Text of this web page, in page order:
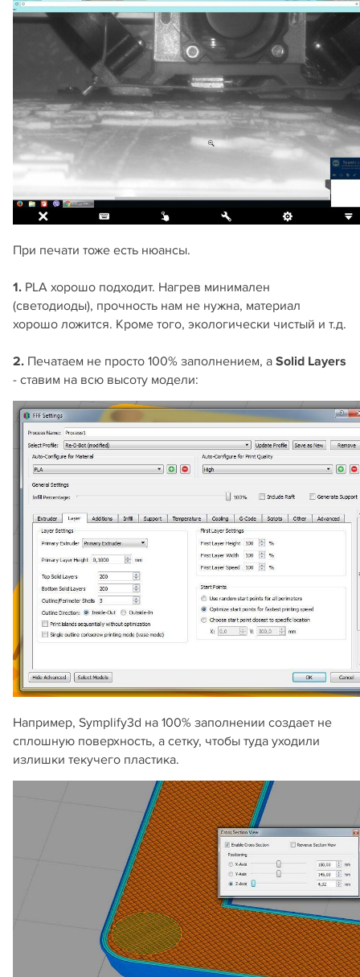
При печати тоже есть нюансы.
1. PLA хорошо подходит. Нагрев минимален
(светодиоды), прочность нам не нужна, материал
хорошо ложится. Кроме того, экологически чистый и т.д.
2. Печатаем не просто 100% заполнением, а Solid Layers
- ставим на всю высоту модели:
Например, Symplify3d на 100% заполнении создает не
сплошную поверхность, а сетку, чтобы туда уходили
излишки текучего пластика.